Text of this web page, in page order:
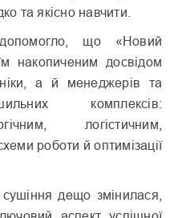
та якісно навчити.
що «Новий
накопиченим досвідом
а й менеджерів та
комплексів:
логістичним,
роботи й оптимізації
дещо змінилася,